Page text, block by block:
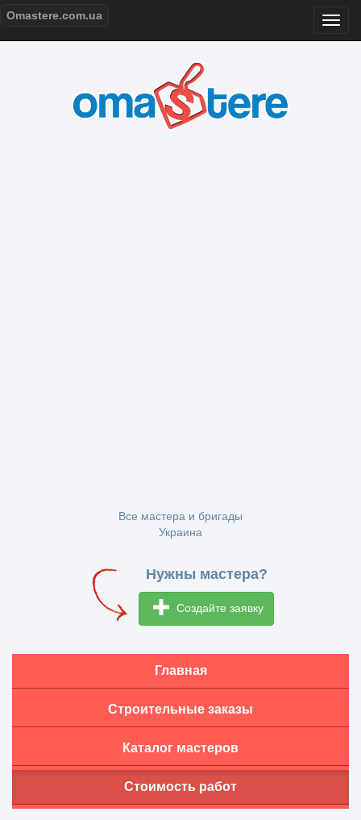
Omastere.com.ua
Все мастера и бригады
Украина
Нужны мастера?
Создайте заявку
Главная
Строительные заказы
Каталог мастеров
Стоимость работ